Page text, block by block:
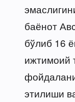
баёнот
бўлиб 16
ижтимоий
этилиши